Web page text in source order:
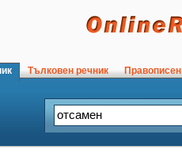
Тълковен речник